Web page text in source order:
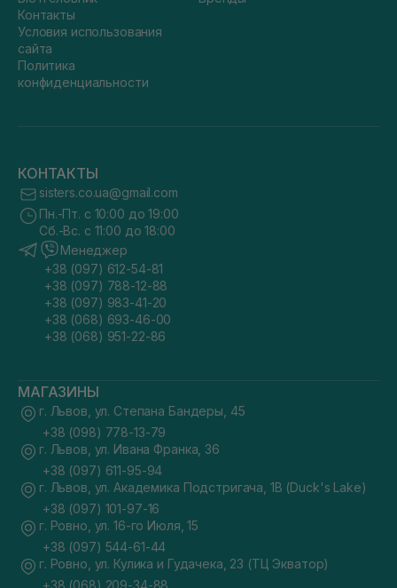
Контакты
Условия использования
сайта
Политика
конфиденциальности
КОНТАКТЫ
sisters.co.ua@gmail.com
Пн.-Пт. с 10:00 до 19:00
Сб.-Вс. с 11:00 до 18:00
Менеджер
+38 (097) 612-54-81
+38 (097) 788-12-88
+38 (097) 983-41-20
+38 (068) 693-46-00
+38 (068) 951-22-86
МАГАЗИНЫ
г. Львов, ул. Степана Бандеры, 45
+38 (098) 778-13-79
г. Львов, ул. Ивана Франка, 36
+38 (097) 611-95-94
г. Львов, ул. Академика Подстригача, 1В (Duck's Lake)
+38 (097) 101-97-16
г. Ровно, ул. 16-го Июля, 15
+38 (097) 544-61-44
г. Ровно, ул. Кулика и Гудачека, 23 (ТЦ Экватор)
+38 (068) 209-34-88